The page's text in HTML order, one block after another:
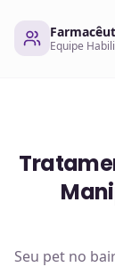
Equipe
Seu pet no